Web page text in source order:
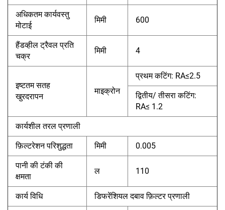
अधिकतम कार्यवस्तु
मोटाई
मिमी 600
हैंडव्हील ट्रैवल प्रति
चक्र
मिमी 4
इष्टतम सतह
खुरदरापन
माइक्रोन
प्रथम कटिंग: RA≤2.5
द्वितीय/तीसराकटिंग:
RA≤ 1.2
कार्यशील तरल प्रणाली
फ़िल्टरेशन परिशुद्धता मिमी 0.005
पानी की टंकी की
क्षमता
ल 110
कार्य विधि डिफरेंशियल दबाव फ़िल्टर प्रणाली